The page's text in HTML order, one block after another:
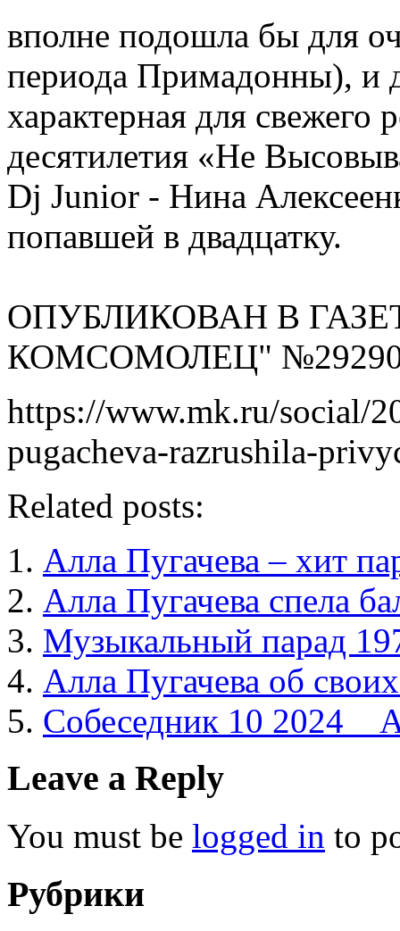
вполне подошла бы для
периода Примадонны), и
характерная для
десятилетия «Не
Dj Junior - Нина
попавшей в двадцатку.
ОПУБЛИКОВАН В
КОМСОМОЛЕЦ"
https://www.mk.ru/social/
pugacheva-razrushila-
Related posts:
Алла Пугачева – хит
Алла Пугачева спела
Музыкальный парад
Алла Пугачева об
Собеседник 10 2024 _
Leave a Reply
You must be logged in to
Рубрики